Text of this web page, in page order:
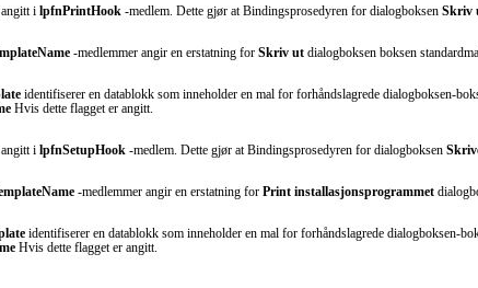
i lpfnPrintHook -medlem. Dette gjør at Bindingsprosedyren for dialogboksen Skriv
-medlemmer angir en erstatning for Skriv ut dialogboksen boksen
identifiserer en datablokk som inneholder en mal for forhåndslagrede dialogboksen-
Hvis dette flagget er angitt.
i lpfnSetupHook -medlem. Dette gjør at Bindingsprosedyren for dialogboksen
-medlemmer angir en erstatning for Print installasjonsprogrammet
identifiserer en datablokk som inneholder en mal for forhåndslagrede dialogboksen-
Hvis dette flagget er angitt.